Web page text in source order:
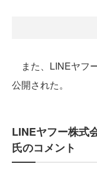
また、LINEヤフ
公開された。
LINEヤフー株式
氏のコメント